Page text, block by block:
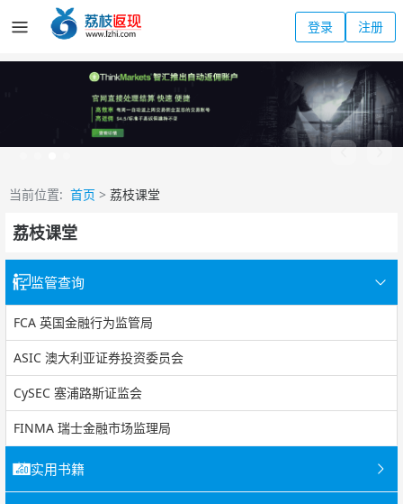
登录 注册
当前位置: 首页 > 荔枝课堂
荔枝课堂
监管查询
FCA 英国金融行为监管局
ASIC 澳大利亚证券投资委员会
CySEC 塞浦路斯证监会
FINMA 瑞士金融市场监理局
实用书籍